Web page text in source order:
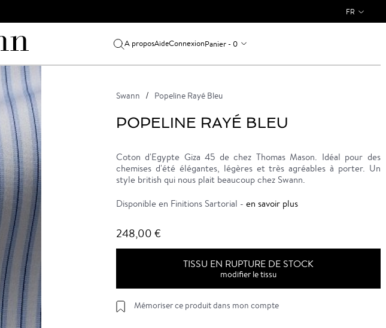
FR
A proposAideConnexionPanier - 0
Swann Popeline Rayé Bleu
POPELINE RAYÉ BLEU
Coton d'Egypte Giza 45 de chez Thomas Mason. Idéal pour des
chemises d'été élégantes, légères et très agréables à porter. Un
style british qui nous plait beaucoup chez Swann.
Disponible en Finitions Sartorial - en savoir plus
248,00 €
TISSU EN RUPTURE DE STOCK
modifier le tissu
Mémoriser ce produit dans mon compte